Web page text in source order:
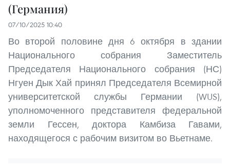
(Германия)
07/10/2025 10:40
Во второй половине дня 6 октября в здании
Национального собрания Заместитель
Председателя Национального собрания (НС)
Нгуен Дык Хай принял Председателя Всемирной
университетской службы Германии (WUS),
уполномоченного представителя федеральной
земли Гессен, доктора Камбиза Гавами,
находящегося с рабочим визитом во Вьетнаме.